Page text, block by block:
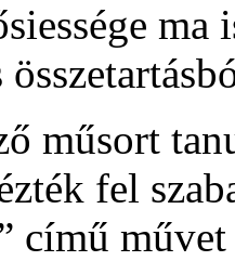
ma
műsort
fel
című